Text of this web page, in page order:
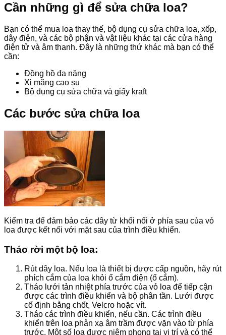
Cần những gì để sửa chữa loa?
Bạn có thể mua loa thay thế, bộ dụng cụ sửa chữa loa, xốp,
dây điện, và các bộ phận và vật liệu khác tại các cửa hàng
điện tử và âm thanh. Đây là những thứ khác mà bạn có thể
cần:
Đồng hồ đa năng
Xi măng cao su
Bộ dụng cụ sửa chữa và giấy kraft
Các bước sửa chữa loa
Kiểm tra để đảm bảo các dây từ khối nối ở phía sau của vỏ
loa được kết nối với mặt sau của trình điều khiển.
Tháo rời một bộ loa:
Rút dây loa. Nếu loa là thiết bị được cấp nguồn, hãy rút
phích cắm của loa khỏi ổ cắm điện (ổ cắm).
Tháo lưới tản nhiệt phía trước của vỏ loa để tiếp cận
được các trình điều khiển và bộ phân tần. Lưới được
cố định bằng chốt, Velcro hoặc vít.
Tháo các trình điều khiển, nếu cần. Các trình điều
khiển trên loa phản xạ âm trầm được vặn vào từ phía
trước. Một số loa được niêm phong tại vị trí và có thể